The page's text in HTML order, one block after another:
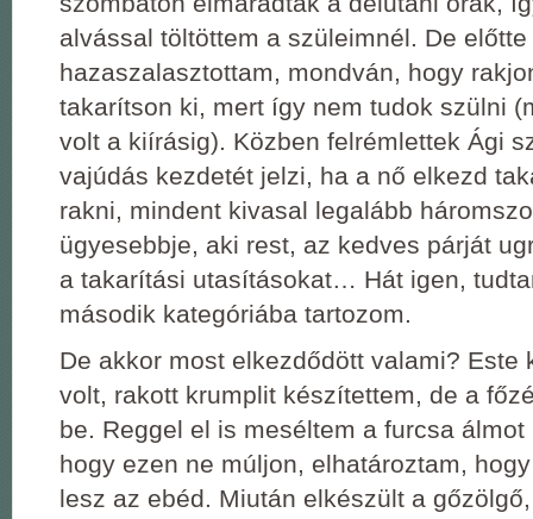
alvással töltöttem a szüleimnél. De
hazaszalasztottam, mondván, hogy
takarítson ki, mert így nem tudok szülni
volt a kiírásig). Közben felrémlettek Ági
vajúdás kezdetét jelzi, ha a nő elkezd
rakni, mindent kivasal legalább
ügyesebbje, aki rest, az kedves párját
a takarítási utasításokat… Hát igen,
második kategóriába tartozom.
De akkor most elkezdődött valami? Este
volt, rakott krumplit készítettem, de a
be. Reggel el is meséltem a furcsa
hogy ezen ne múljon, elhatároztam,
lesz az ebéd. Miután elkészült a